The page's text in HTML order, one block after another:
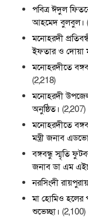
পবিত্র ঈদুল
আহমেদ বুলবুল।
মনোহরদী
ইফতার ও দোয়া
মনোহরদীতে
(2,218)
মনোহরদী
অনুষ্ঠিত। (2,207)
মনোহরদীতে
মন্ত্রী জনাব
বঙ্গবন্ধু স্মৃতি
জনাব ডা এম
নরসিংদী
মা হোমিও হলের
শুভেচ্ছা। (2,100)